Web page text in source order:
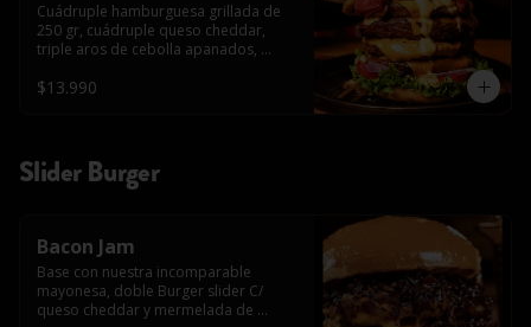
Cuádruple hamburguesa grillada de
250 gr, cuádruple queso cheddar,
triple aros de cebolla apanados,
morada, pepinillo, chedar sause y los
$13.990
Slider Burger
Bacon Jam
Base con nuestra incomparable
mayonesa, doble Burger slider C/
queso cheddar y mermelada de